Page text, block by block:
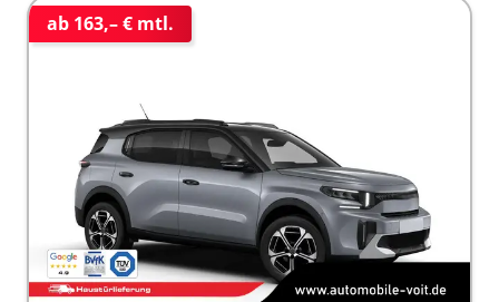
ab 163,– € mtl.